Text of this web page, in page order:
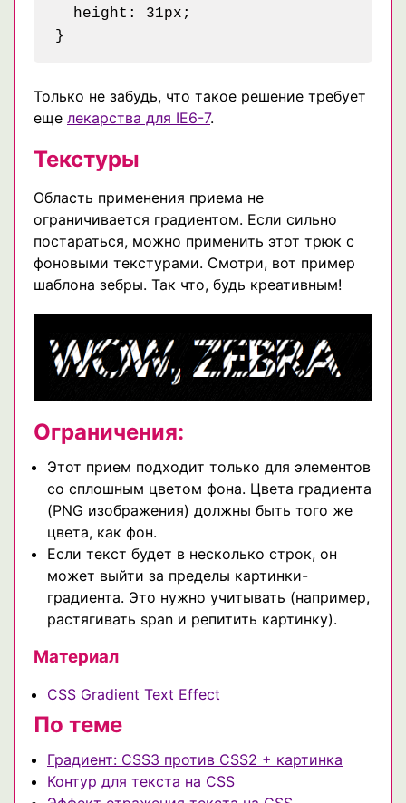
  height: 31px;
Только не забудь, что такое решение требует
еще лекарства для IE6-7.
Текстуры
Область применения приема не
ограничивается градиентом. Если сильно
постараться, можно применить этот трюк с
фоновыми текстурами. Смотри, вот пример
шаблона зебры. Так что, будь креативным!
Ограничения:
Этот прием подходит только для элементов
со сплошным цветом фона. Цвета градиента
(PNG изображения) должны быть того же
цвета, как фон.
Если текст будет в несколько строк, он
может выйти за пределы картинки-
градиента. Это нужно учитывать (например,
растягивать span и репитить картинку).
Материал
CSS Gradient Text Effect
По теме
Градиент: CSS3 против CSS2 + картинка
Контур для текста на CSS